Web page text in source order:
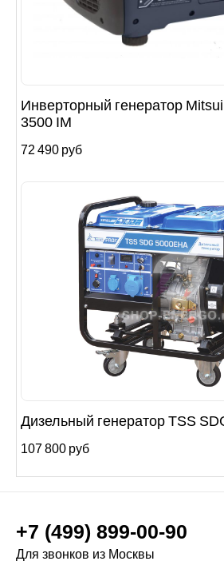
Инверторный генератор
3500 IM
72 490 руб
Дизельный генератор TSS
107 800 руб
+7 (499) 899-00-90
Для звонков из Москвы